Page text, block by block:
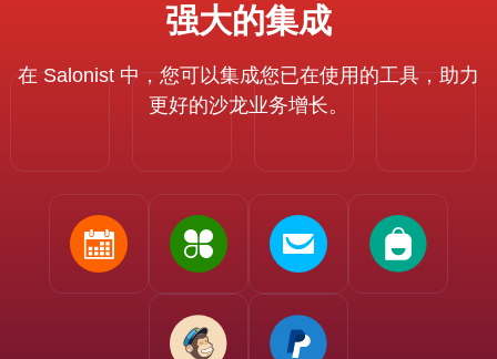
强大的集成
在 Salonist 中，您可以集成您已在使用的工具，助力
更好的沙龙业务增长。